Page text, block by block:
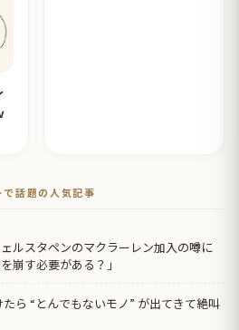
話題の人気記事
ルスタペンのマクラーレン加入の噂に
崩す必要がある？」
ら “とんでもないモノ” が出てきて絶叫